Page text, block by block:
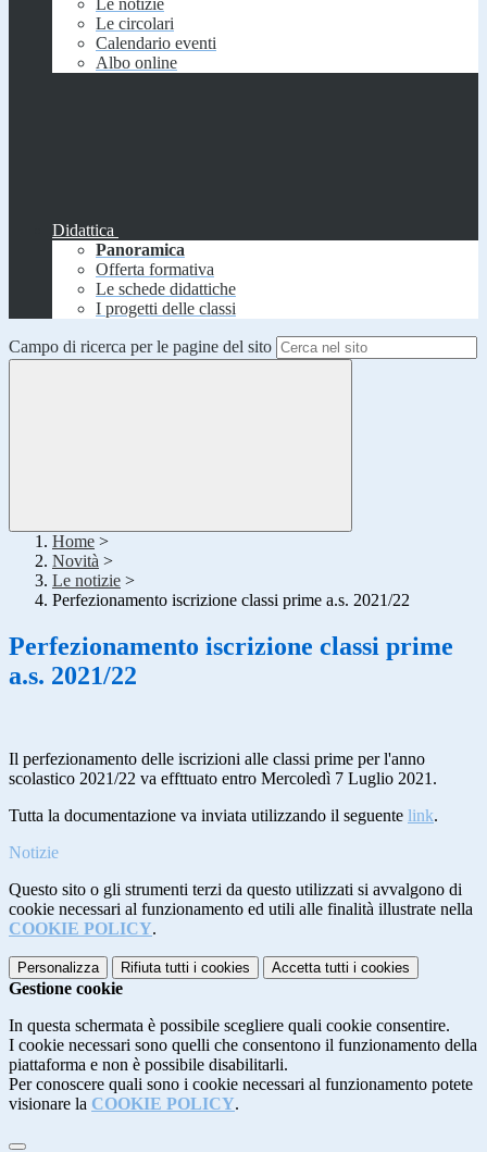
Le notizie
Le circolari
Calendario eventi
Albo online
Didattica
Panoramica
Offerta formativa
Le schede didattiche
I progetti delle classi
Campo di ricerca per le pagine del sito
Home >
Novità >
Le notizie >
Perfezionamento iscrizione classi prime a.s. 2021/22
Perfezionamento iscrizione classi prime
a.s. 2021/22
Il perfezionamento delle iscrizioni alle classi prime per l'anno
scolastico 2021/22 va effttuato entro Mercoledì 7 Luglio 2021.
Tutta la documentazione va inviata utilizzando il seguente link.
Notizie
Questo sito o gli strumenti terzi da questo utilizzati si avvalgono di
cookie necessari al funzionamento ed utili alle finalità illustrate nella
COOKIE POLICY.
Personalizza Rifiuta tutti i cookies Accetta tutti i cookies
Gestione cookie
In questa schermata è possibile scegliere quali cookie consentire.
I cookie necessari sono quelli che consentono il funzionamento della
piattaforma e non è possibile disabilitarli.
Per conoscere quali sono i cookie necessari al funzionamento potete
visionare la COOKIE POLICY.